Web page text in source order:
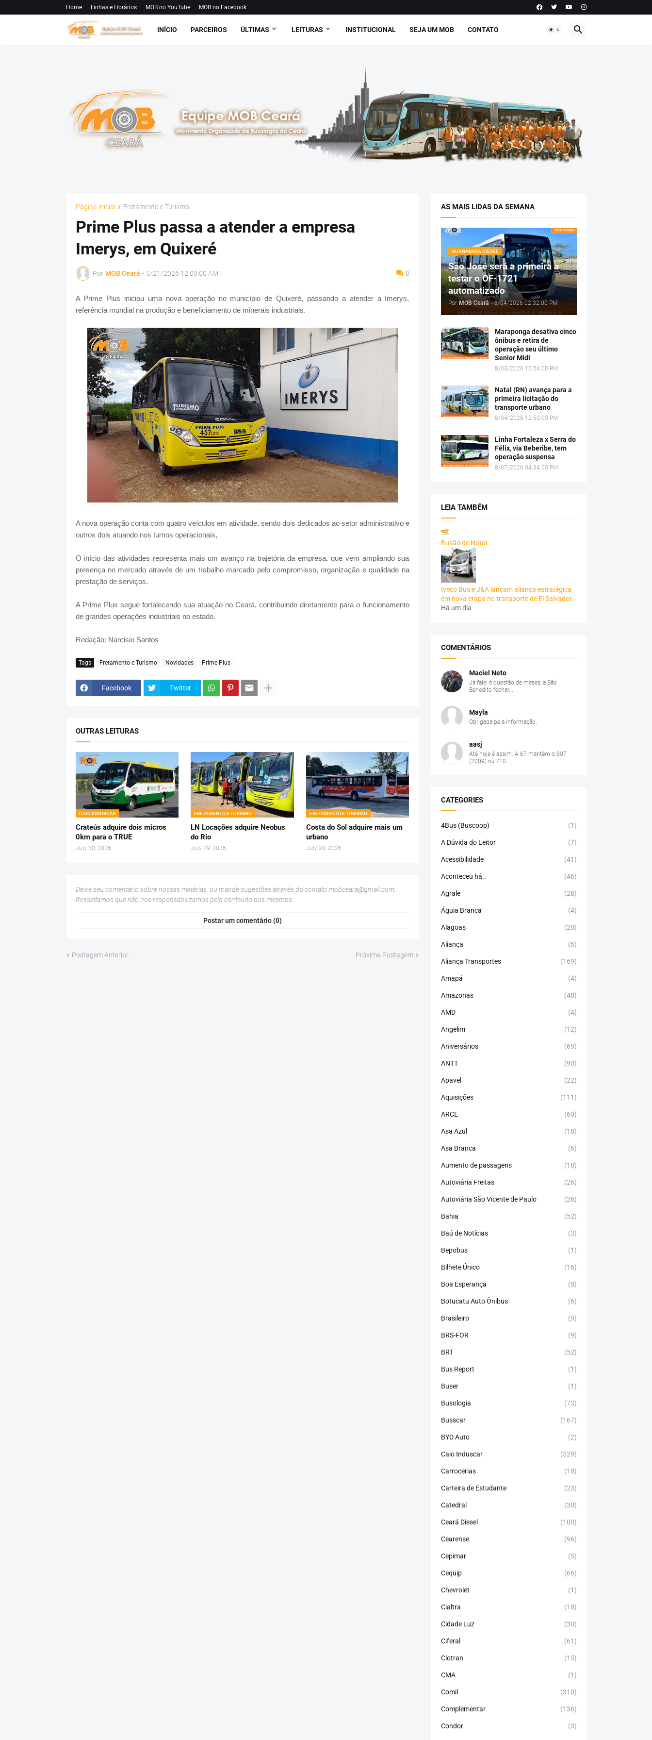
Home Linhas e Horários MOB no YouTube MOB no Facebook
INÍCIO PARCEIROS ÚLTIMAS LEITURAS INSTITUCIONAL SEJA UM MOB CONTATO
Página inicial Fretamento e Turismo
Prime Plus passa a atender a empresa
Imerys, em Quixeré
Por MOB Ceará - 5/21/2026 12:00:00 AM 0
A Prime Plus iniciou uma nova operação no município de Quixeré, passando a atender a Imerys,
referência mundial na produção e beneficiamento de minerais industriais.
A nova operação conta com quatro veículos em atividade, sendo dois dedicados ao setor administrativo e
outros dois atuando nos turnos operacionais,
O início das atividades representa mais um avanço na trajetória da empresa, que vem ampliando sua
presença no mercado através de um trabalho marcado pelo compromisso, organização e qualidade na
prestação de serviços.
A Prime Plus segue fortalecendo sua atuação no Ceará, contribuindo diretamente para o funcionamento
de grandes operações industriais no estado.
Redação: Narcisio Santos
Tags Fretamento e Turismo Novidades Prime Plus
Facebook Twitter
OUTRAS LEITURAS
CAIO INDUSCAR
Crateús adquire dois micros
0km para o TRUE
July 30, 2026
FRETAMENTO E TURISMO
LN Locações adquire Neobus
do Rio
July 29, 2026
FRETAMENTO E TURISMO
Costa do Sol adquire mais um
urbano
July 28, 2026
Deixe seu comentário sobre nossas matérias, ou mande sugestões através do contato mobceara@gmail.com.
Ressaltamos que não nos responsabilizamos pelo conteúdo dos mesmos.
Postar um comentário (0)
Postagem Anterior Próxima Postagem
AS MAIS LIDAS DA SEMANA
GUANABARA DIESEL
São José será a primeira a
testar o OF-1721
automatizado
Por MOB Ceará - 8/04/2026 02:32:00 PM
Maraponga desativa cinco
ônibus e retira de
operação seu último
Senior Midi
8/03/2026 12:54:00 PM
Natal (RN) avança para a
primeira licitação do
transporte urbano
8/04/2026 12:50:00 PM
Linha Fortaleza x Serra do
Félix, via Beberibe, tem
operação suspensa
8/07/2026 04:34:00 PM
LEIA TAMBÉM
Busão de Natal
Iveco Bus e J&A lançam aliança estratégica,
em nova etapa no transporte de El Salvador
Há um dia
COMENTÁRIOS
Maciel Neto
Já falei é questão de meses, a São
Benedito fechar...
Mayla
Obrigada pela informação.
aasj
Até hoje é assim. A 67 mantém o 907
(2009) na 710....
CATEGORIES
4Bus (Buscoop) (1)
A Dúvida do Leitor (7)
Acessibilidade (41)
Aconteceu há.. (46)
Agrale (28)
Águia Branca (4)
Alagoas (20)
Aliança (5)
Aliança Transportes (169)
Amapá (4)
Amazonas (48)
AMD (4)
Angelim (12)
Aniversários (69)
ANTT (90)
Apavel (22)
Aquisições (111)
ARCE (60)
Asa Azul (18)
Asa Branca (6)
Aumento de passagens (18)
Autoviária Freitas (26)
Autoviária São Vicente de Paulo (26)
Bahia (52)
Baú de Notícias (3)
Bepobus (1)
Bilhete Único (16)
Boa Esperança (8)
Botucatu Auto Ônibus (6)
Brasileiro (9)
BRS-FOR (9)
BRT (52)
Bus Report (1)
Buser (1)
Busologia (73)
Busscar (167)
BYD Auto (2)
Caio Induscar (529)
Carrocerias (18)
Carteira de Estudante (23)
Catedral (30)
Ceará Diesel (100)
Cearense (96)
Cepimar (5)
Cequip (66)
Chevrolet (1)
Cialtra (18)
Cidade Luz (30)
Ciferal (61)
Clotran (15)
CMA (1)
Comil (310)
Complementar (136)
Condor (3)